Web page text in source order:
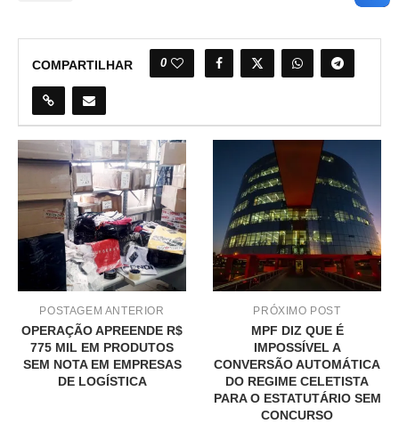
COMPARTILHAR 0
POSTAGEM ANTERIOR
OPERAÇÃO APREENDE R$
775 MIL EM PRODUTOS
SEM NOTA EM EMPRESAS
DE LOGÍSTICA
PRÓXIMO POST
MPF DIZ QUE É
IMPOSSÍVEL A
CONVERSÃO AUTOMÁTICA
DO REGIME CELETISTA
PARA O ESTATUTÁRIO SEM
CONCURSO